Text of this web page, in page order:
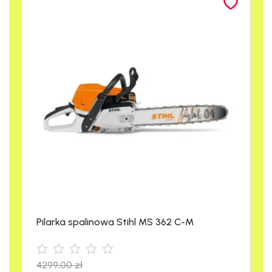
Elastyczna klamra!
Pompę można bezpiecznie i stabilnie zamontować na
krawędzi każdej beczki.
Pilarka spalinowa Stihl MS 362 C-M
4299,00zł